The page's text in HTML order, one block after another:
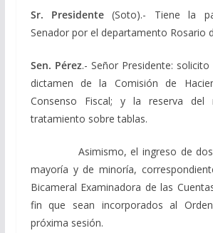
Sr. Presidente (Soto).- Tiene la
Senador por el departamento Rosario
Sen. Pérez.- Señor Presidente:
dictamen de la Comisión de
Consenso Fiscal; y la reserva del
tratamiento sobre tablas.
Asimismo, el ingreso de dos
mayoría y de minoría,
Bicameral Examinadora de las
fin que sean incorporados al
próxima sesión.